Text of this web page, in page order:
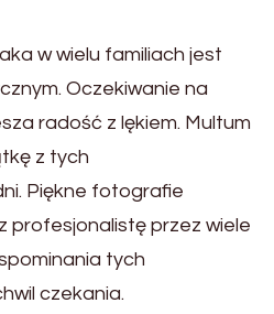
w wielu familiach jest
Oczekiwanie na
radość z lękiem. Multum
z tych
Piękne fotografie
profesjonalistę przez wiele
tych
czekania.